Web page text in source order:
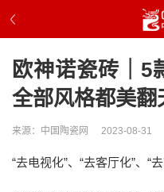
欧神诺瓷砖｜5
全部风格都美翻
来源：中国陶瓷网 2023-08-31
“去电视化”、“去客厅化”、“